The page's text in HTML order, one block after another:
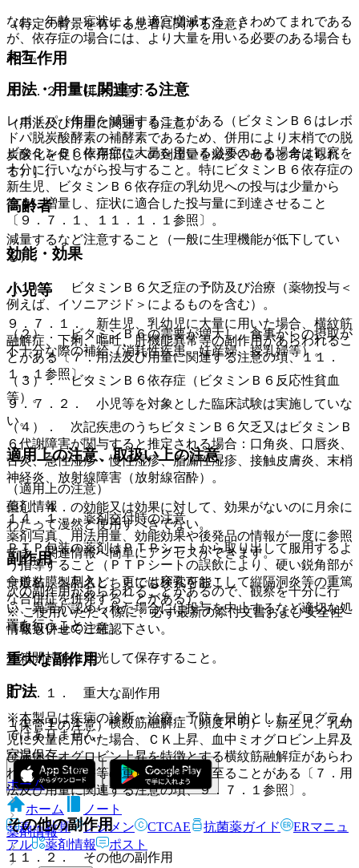
（特定の背景を有する患者に関する注意）
相互作用
１０．２． 併用注意：
レボドパ［作用を減弱することがある（ビタミンＢ６はレボ
ドパ脱炭酸酵素の補酵素であるため、併用により末梢での脱
炭酸化を促し作用部位への到達量を減少させると考えられ
る）］。
高齢者
減量するなど注意すること（一般に生理機能が低下してい
る）。
小児等
９．７．１． 新生児、乳幼児に大量に用いた場合、横紋筋
融解症、下痢、嘔吐、肝機能異常等の副作用があらわれるこ
とがある〔７．用法及び用量に関連する注意の項、１１．
１．１参照〕。
９．７．２． 小児等を対象とした臨床試験は実施していな
い。
適用上の注意、取扱い上の注意
（適用上の注意）
１４．１． 薬剤交付時の注意
ＰＴＰ包装の薬剤はＰＴＰシートから取り出して服用するよ
う指導すること（ＰＴＰシートの誤飲により、硬い鋭角部が
食道粘膜へ刺入し、更には穿孔をおこして縦隔洞炎等の重篤
な合併症を併発することがある）。
（取扱い上の注意）
外箱開封後は遮光して保存すること。
貯法
（保管上の注意）
室温保存。
ホーム
薬剤情報
なお、年齢、症状により適宜増減する。きわめてまれである
が、依存症の場合には、より大量を用いる必要のある場合も
ある。
用法・用量に関連する注意
（用法及び用量に関連する注意）
ビタミンＢ６依存症に大量を用いる必要のある場合は観察を
十分に行いながら投与すること。特にビタミンＢ６依存症の
新生児、ビタミンＢ６依存症の乳幼児への投与は少量から
徐々に増量し、症状に適合した投与量に到達させること
〔９．７．１、１１．１．１参照〕。
効能・効果
（１）． ビタミンＢ６欠乏症の予防及び治療（薬物投与＜
例えば、イソニアジド＞によるものを含む）。
（２）． ビタミンＢ６の需要が増大し、食事からの摂取が
不十分な際の補給（消耗性疾患、妊産婦、授乳婦等）。
（３）． ビタミンＢ６依存症（ビタミンＢ６反応性貧血
等）。
（４）． 次記疾患のうちビタミンＢ６欠乏又はビタミンＢ
６代謝障害が関与すると推定される場合：口角炎、口唇炎、
舌炎、急性湿疹・慢性湿疹、脂漏性湿疹、接触皮膚炎、末梢
神経炎、放射線障害（放射線宿酔）。
但し、４．の効能又は効果に対して、効果がないのに月余に
わたって漫然と使用すべきでない。
副作用
次の副作用があらわれることがあるので、観察を十分に行
い、異常が認められた場合には投与を中止するなど適切な処
置を行うこと。
重大な副作用
１１．１． 重大な副作用
１１．１．１． 横紋筋融解症（頻度不明）：新生児、乳幼
児に大量に用いた場合、ＣＫ上昇、血中ミオグロビン上昇及
び尿中ミオグロビン上昇を特徴とする横紋筋融解症があらわ
れ、急性腎障害等の重篤な腎障害に至ることがある〔７．用
法及び用量に関連する注意の項、９．７．１参照〕。
その他の副作用
１１．２． その他の副作用
薬剤情報
薬剤写真、用法用量、効能効果や後発品の情報が一度に参照
でき、関連情報へ簡単にアクセスができます。
一般名、製品名どちらでも検索可能！
※ ご使用いただく際に、必ず最新の添付文書および安全性
情報も併せてご確認下さい。
※本製品は疾病の診断・治療・予防を目的としたプログラム
ではありません。
ホーム
ノート
表・計算
レジメン CTCAE 抗菌薬ガイド
ERマニュ
アル
薬剤情報 ポスト